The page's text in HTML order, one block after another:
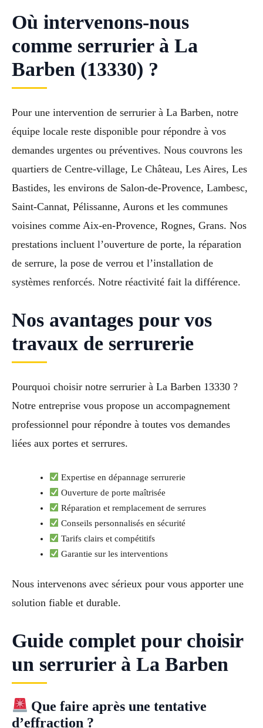
Où intervenons-nous
comme serrurier à La
Barben (13330) ?
Pour une intervention de serrurier à La Barben, notre
équipe locale reste disponible pour répondre à vos
demandes urgentes ou préventives. Nous couvrons les
quartiers de Centre-village, Le Château, Les Aires, Les
Bastides, les environs de Salon-de-Provence, Lambesc,
Saint-Cannat, Pélissanne, Aurons et les communes
voisines comme Aix-en-Provence, Rognes, Grans. Nos
prestations incluent l’ouverture de porte, la réparation
de serrure, la pose de verrou et l’installation de
systèmes renforcés. Notre réactivité fait la différence.
Nos avantages pour vos
travaux de serrurerie
Pourquoi choisir notre serrurier à La Barben 13330 ?
Notre entreprise vous propose un accompagnement
professionnel pour répondre à toutes vos demandes
liées aux portes et serrures.
Expertise en dépannage serrurerie
Ouverture de porte maîtrisée
Réparation et remplacement de serrures
Conseils personnalisés en sécurité
Tarifs clairs et compétitifs
Garantie sur les interventions
Nous intervenons avec sérieux pour vous apporter une
solution fiable et durable.
Guide complet pour choisir
un serrurier à La Barben
Que faire après une tentative
d’effraction ?